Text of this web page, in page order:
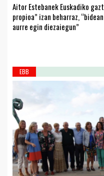
Aitor Estebanek Euskadiko
propioa” izan beharraz,
aurre egin diezaiegun”
EBB